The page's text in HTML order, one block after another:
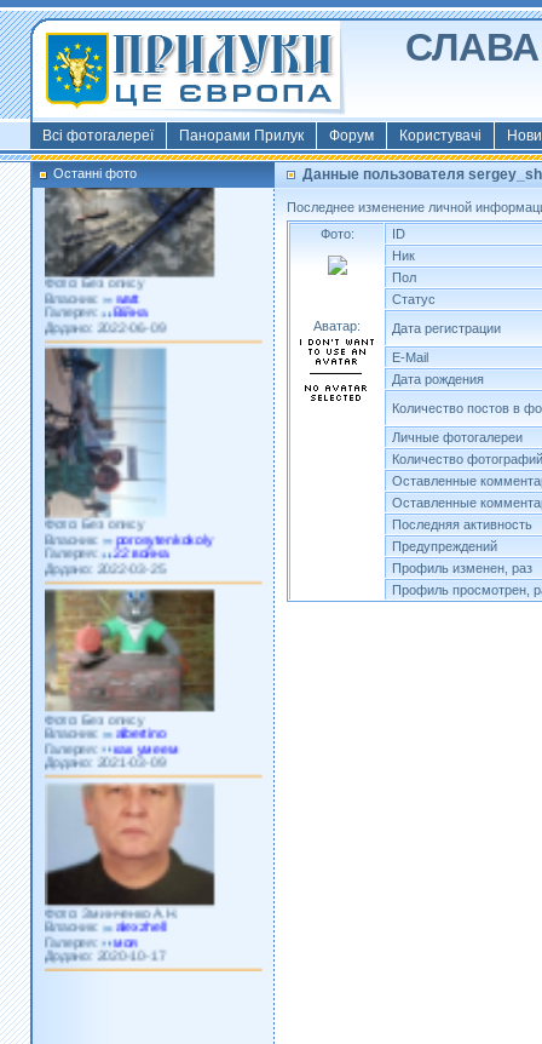
СЛАВА
Всі фотогалереї Панорами Прилук Форум Користувачі
Останні фото
Фото: Київ 2022
Власник:
morsresistis
Галерея:
Templates
Додано: 2022-11-13
Фото: Без опису
Власник:
watt
Галерея:
Війна
Додано: 2022-06-09
Фото: Без опису
Власник:
porosytenkokoly
Галерея:
22 война
Додано: 2022-03-25
Фото: Без опису
Власник:
albertino
Галерея:
как умеем
Додано: 2021-03-09
Фото: Зминченко А.Н.
Власник:
alexzhell
Галерея:
моя
Додано: 2020-10-17
Данные пользователя
Последнее изменение личной
Фото:
Аватар:
ID
Ник
Пол
Статус
Дата регистрации
E-Mail
Дата рождения
Количество постов в
Личные фотогалереи
Количество фотографий
Оставленные
Оставленные
Последняя активность
Предупреждений
Профиль изменен, раз
Профиль просмотрен,